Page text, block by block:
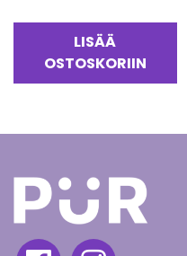
LISÄÄ
OSTOSKORIIN